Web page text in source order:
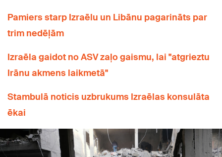
Pamiers starp Izraēlu un Libānu pagarināts par
trim nedēļām
Izraēla gaidot no ASV zaļo gaismu, lai "atgrieztu
Irānu akmens laikmetā"
Stambulā noticis uzbrukums Izraēlas konsulāta
ēkai